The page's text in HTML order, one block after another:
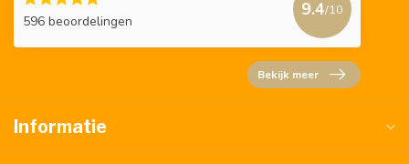
596 beoordelingen
9.4/10
Bekijk meer
Informatie